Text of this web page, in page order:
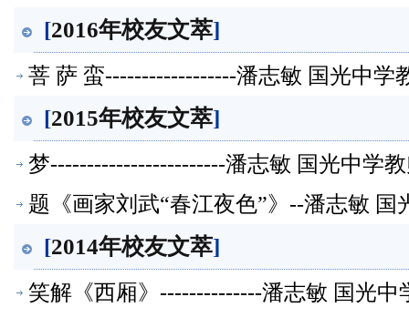
[2016年校友文萃]
菩 萨 蛮------------------潘志敏 国光中学
[2015年校友文萃]
梦------------------------潘志敏 国光中学
题《画家刘武“春江夜色”》--潘志敏 国
[2014年校友文萃]
笑解《西厢》--------------潘志敏 国光中